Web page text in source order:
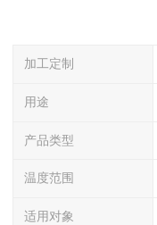
加工定制
用途
产品类型
温度范围
适用对象